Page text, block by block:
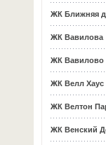
ЖК Ближняя
ЖК Вавилова
ЖК Вавилово
ЖК Велл Хаус
ЖК Велтон
ЖК Венский